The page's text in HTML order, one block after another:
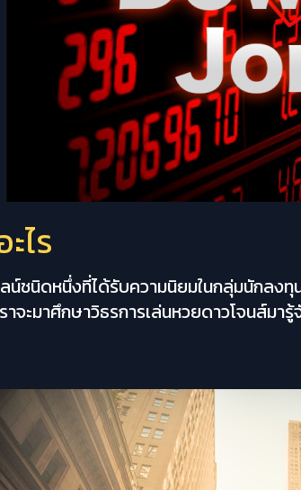
ไร
น์ชนิดหนึ่งที่ได้รับความนิยมในกลุ่มนักล
จะมาศึกษาวิธรการเล่นหวยดาวโจนส์ม